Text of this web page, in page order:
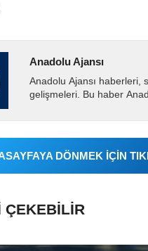
Anadolu Ajansı
Anadolu Ajansı haberleri,
gelişmeleri. Bu haber
tarafından geçilen tüm...
DÖNMEK İÇİN
ÇEKEBILIR